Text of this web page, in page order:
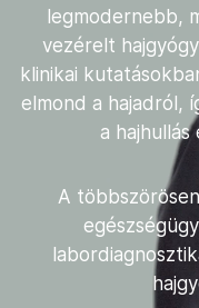
legmodernebb,
vezérelt
klinikai
elmond a hajadról,
a hajhullás
A